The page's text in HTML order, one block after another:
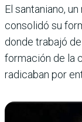
El santaniano,
consolidó su
donde trabajó
formación de la
radicaban por